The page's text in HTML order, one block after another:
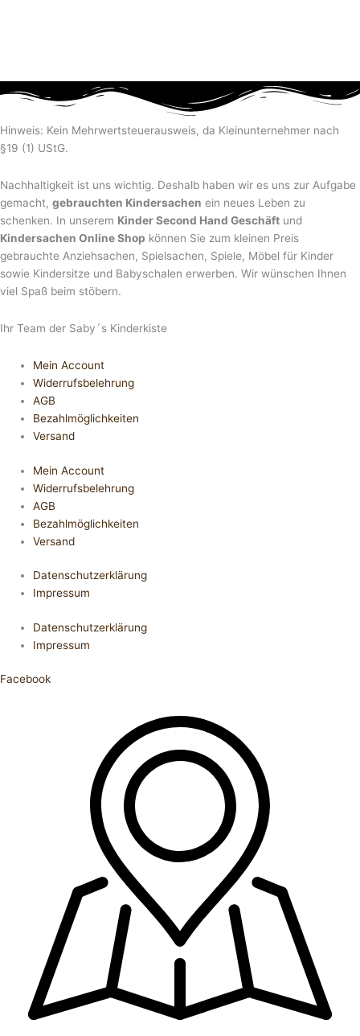
Hinweis: Kein Mehrwertsteuerausweis, da Kleinunternehmer nach
§19 (1) UStG.
Nachhaltigkeit ist uns wichtig. Deshalb haben wir es uns zur Aufgabe
gemacht, gebrauchten Kindersachen ein neues Leben zu
schenken. In unserem Kinder Second Hand Geschäft und
Kindersachen Online Shop können Sie zum kleinen Preis
gebrauchte Anziehsachen, Spiel­sachen, Spiele, Möbel für Kinder
sowie Kindersitze und Babyschalen erwerben. Wir wünschen Ihnen
viel Spaß beim stöbern.
Ihr Team der Saby´s Kinderkiste
Mein Account
Widerrufsbelehrung
AGB
Bezahlmöglichkeiten
Versand
Mein Account
Widerrufsbelehrung
AGB
Bezahlmöglichkeiten
Versand
Datenschutzerklärung
Impressum
Datenschutzerklärung
Impressum
Facebook